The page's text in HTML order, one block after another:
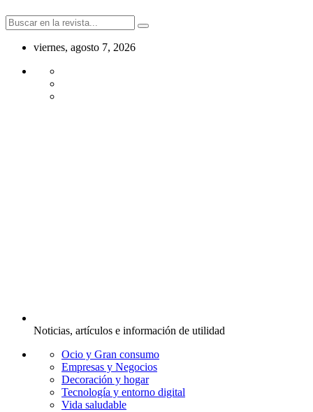
viernes, agosto 7, 2026
Noticias, artículos e información de utilidad
Ocio y Gran consumo
Empresas y Negocios
Decoración y hogar
Tecnología y entorno digital
Vida saludable